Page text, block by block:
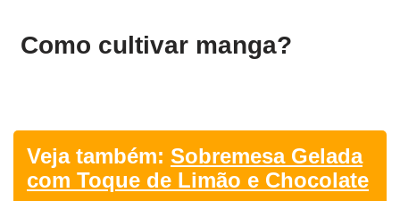
Como cultivar manga?
Veja também: Sobremesa Gelada
com Toque de Limão e Chocolate